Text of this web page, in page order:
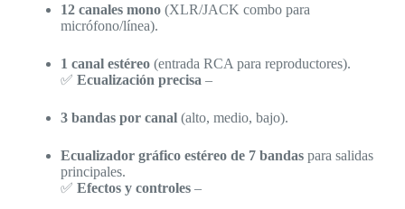
12 canales mono(XLR/JACK combo para
micrófono/línea).
1 canal estéreo(entrada RCA para reproductores).
✅ Ecualización precisa –
3 bandas por canal(alto, medio, bajo).
Ecualizador gráfico estéreo de 7 bandaspara salidas
principales.
✅ Efectos y controles–